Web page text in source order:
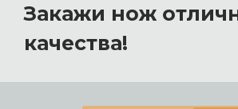
Закажи нож
качества!